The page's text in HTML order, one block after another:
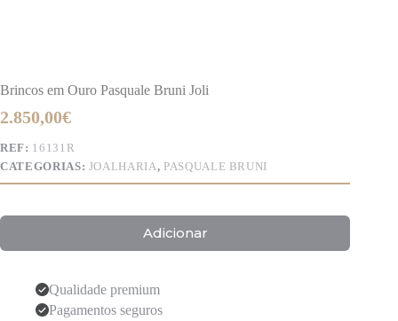
Brincos em Ouro Pasquale Bruni Joli
2.850,00€
REF: 16131R
CATEGORIAS: JOALHARIA, PASQUALE BRUNI
Adicionar
Qualidade premium
Pagamentos seguros